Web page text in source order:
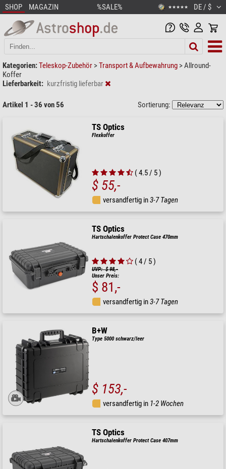
SHOP MAGAZIN %SALE% ★★★★★ DE / $
Kategorien:Teleskop-Zubehör >Transport & Aufbewahrung >Allround-
Koffer
Lieferbarkeit: kurzfristig lieferbar
Artikel 1 - 36 von 56 Sortierung:
TS Optics
Flexkoffer
( 4.5 / 5 )
$ 55,-
versandfertig in3-7 Tagen
TS Optics
Hartschalenkoffer Protect Case 470mm
( 4 / 5 )
UVP: $ 98,-
Unser Preis:
$ 81,-
versandfertig in3-7 Tagen
B+W
Type 5000 schwarz/leer
$ 153,-
versandfertig in 1-2 Wochen
TS Optics
Hartschalenkoffer Protect Case 407mm